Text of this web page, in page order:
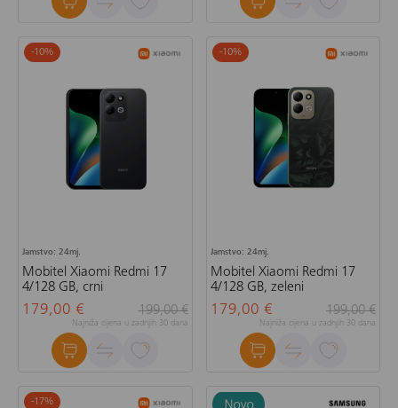
-10%
Jamstvo: 24mj.
Mobitel Xiaomi Redmi 17
4/128 GB, crni
179,00 € 199,00 €
Najniža cijena u zadnjih 30 dana
-10%
Jamstvo: 24mj.
Mobitel Xiaomi Redmi 17
4/128 GB, zeleni
179,00 € 199,00 €
Najniža cijena u zadnjih 30 dana
-17%